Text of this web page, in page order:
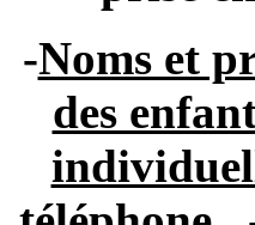
-Noms et
des